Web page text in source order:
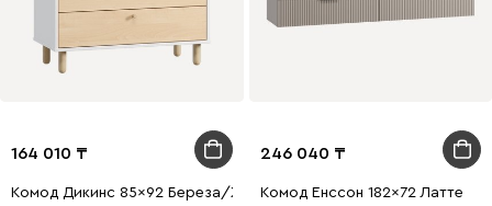
164 010
Комод Дикинс 85x92 Береза/Желтый
246 040
Комод Енссон 182x72 Латте